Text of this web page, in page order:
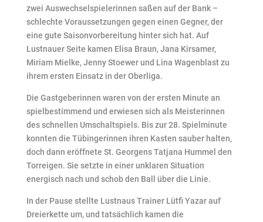
zwei Auswechselspielerinnen saßen auf der Bank –
schlechte Voraussetzungen gegen einen Gegner, der
eine gute Saisonvorbereitung hinter sich hat. Auf
Lustnauer Seite kamen Elisa Braun, Jana Kirsamer,
Miriam Mielke, Jenny Stoewer und Lina Wagenblast zu
ihrem ersten Einsatz in der Oberliga.
Die Gastgeberinnen waren von der ersten Minute an
spielbestimmend und erwiesen sich als Meisterinnen
des schnellen Umschaltspiels. Bis zur 28. Spielminute
konnten die Tübingerinnen ihren Kasten sauber halten,
doch dann eröffnete St. Georgens Tatjana Hummel den
Torreigen. Sie setzte in einer unklaren Situation
energisch nach und schob den Ball über die Linie.
In der Pause stellte Lustnaus Trainer Lütfi Yazar auf
Dreierkette um, und tatsächlich kamen die